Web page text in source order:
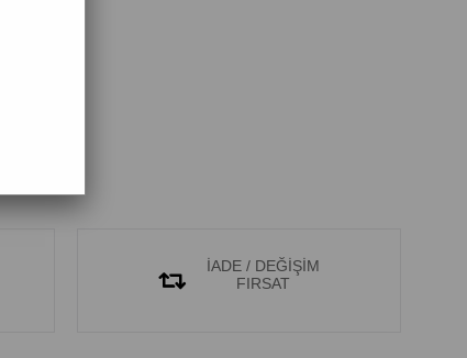
İADE / DEĞİŞİM
FIRSAT